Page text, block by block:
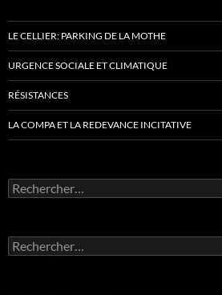
LE CELLIER: PARKING DE LA MOTHE
URGENCE SOCIALE ET CLIMATIQUE
RÉSISTANCES
LA COMPA ET LA REDEVANCE INCITATIVE
Rechercher :
Rechercher :